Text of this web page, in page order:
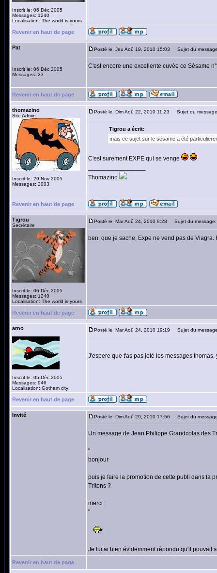
Inscrit le: 06 Déc 2005
Messages: 1240
Localisation: The world is yours
Revenir en haut de page
Pat
Inscrit le: 06 Déc 2005
Messages: 23
Posté le: Jeu Aoû 19, 2010 15:03 Sujet du
C'est encore une excellente cuvée ce Sésame
Revenir en haut de page
thomazino
Site Admin
Inscrit le: 29 Nov 2005
Messages: 2003
Posté le: Dim Aoû 22, 2010 11:23 Sujet du
Tigrou a écrit:
mais ce sujet sur le sésame a été
C'est surement EXPE qui se venge
Thomazino
Revenir en haut de page
Tigrou
Secrétaire
Inscrit le: 06 Déc 2005
Messages: 1240
Localisation: The world is yours
Posté le: Mar Aoû 24, 2010 9:28 Sujet du message:
ben, que je sache, Expe ne vend pas de
Revenir en haut de page
arno
Inscrit le: 05 Déc 2005
Messages: 946
Localisation: Gotham city
Posté le: Mar Aoû 24, 2010 19:19 Sujet du
J'espere que t'as pas jeté les messages
Revenir en haut de page
Invité Posté le: Dim Aoû 29, 2010 17:56 Sujet du
Un message de Jean Philippe Grandcolas des
"
bonjour
puis je faire la promotion de cette publi dans la
Tritons ?
merci
"
Je lui ai bien évidemment répondu qu'il pouvait
Revenir en haut de page